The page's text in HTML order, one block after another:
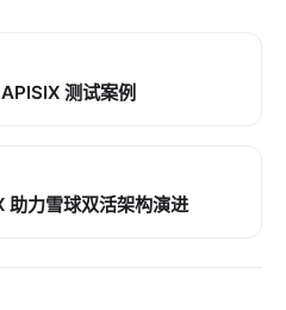
测试案例
力雪球双活架构演进